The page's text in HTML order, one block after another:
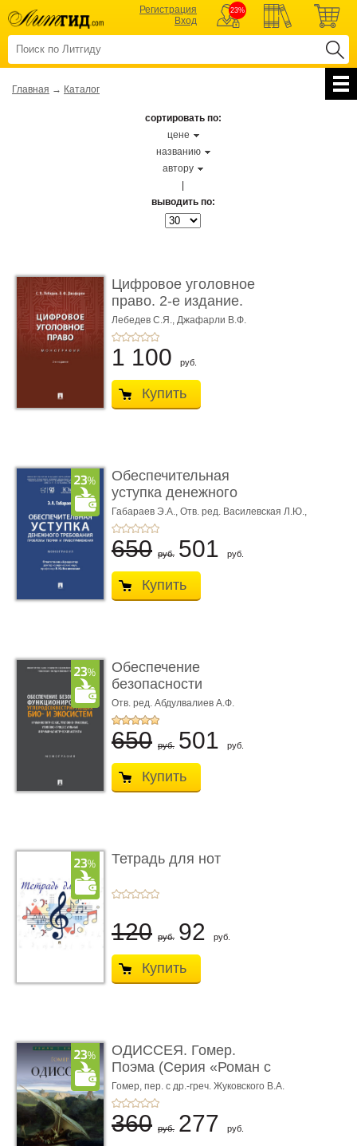
Регистрация
Вход
23%
Главная → Каталог
сортировать по:
цене
названию
автору
выводить по:
Цифровое уголовное
право. 2-е издание.
Монограф ...
Лебедев С.Я., Джафарли В.Ф.
1 100 руб.
Купить
Обеспечительная
уступка денежного
требования ...
Габараев Э.А., Отв. ред. Василевская Л.Ю.,
вступ. сл. Каретина М.Г.
650 руб. 501 руб.
Купить
Обеспечение
безопасности
функционирования уг
...
Отв. ред. Абдулвалиев А.Ф.
650 руб. 501 руб.
Купить
Тетрадь для нот
120 руб. 92 руб.
Купить
ОДИССЕЯ. Гомер.
Поэма (Серия «Роман с
книгой»)
Гомер, пер. с др.-греч. Жуковского В.А.
360 руб. 277 руб.